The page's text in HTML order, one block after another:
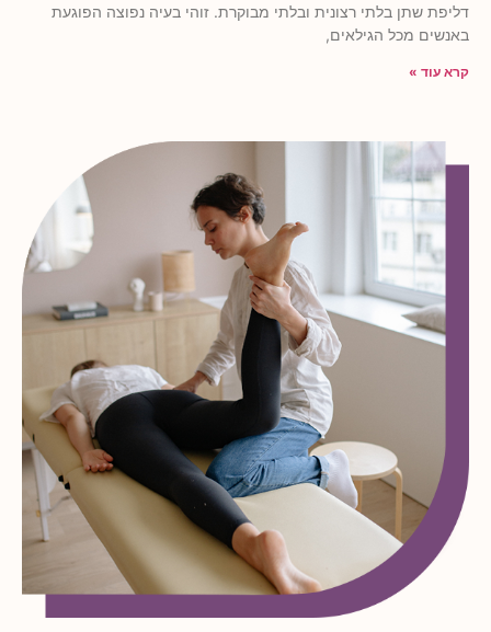
דליפת שתן בלתי רצונית ובלתי מבוקרת. זוהי בעיה נפוצה הפוגעת
באנשים מכל הגילאים,
קרא עוד »